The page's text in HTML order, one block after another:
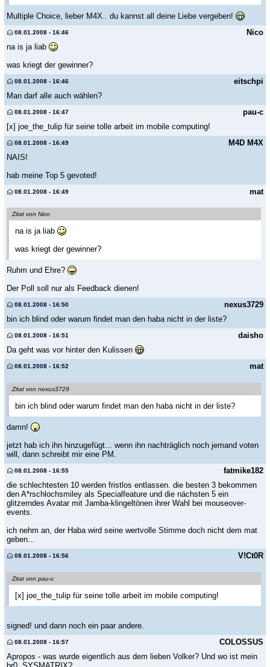
Multiple Choice, lieber M4X.. du kannst all deine Liebe vergeben!
Nico
08.01.2008 - 16:46
na is ja liab
was kriegt der gewinner?
eitschpi
08.01.2008 - 16:46
Man darf alle auch wählen?
pau-c
08.01.2008 - 16:47
[x] joe_the_tulip für seine tolle arbeit im mobile computing!
M4D M4X
08.01.2008 - 16:49
NAIS!
hab meine Top 5 gevoted!
mat
08.01.2008 - 16:49
Zitat von Nico
na is ja liab
was kriegt der gewinner?
Ruhm und Ehre?
Der Poll soll nur als Feedback dienen!
nexus3729
08.01.2008 - 16:50
bin ich blind oder warum findet man den haba nicht in der liste?
daisho
08.01.2008 - 16:51
Da geht was vor hinter den Kulissen
mat
08.01.2008 - 16:52
Zitat von nexus3729
bin ich blind oder warum findet man den haba nicht in der liste?
damn!
jetzt hab ich ihn hinzugefügt... wenn ihn nachträglich noch jemand voten
will, dann schreibt mir eine PM.
fatmike182
08.01.2008 - 16:55
die schlechtesten 10 werden fristlos entlassen. die besten 3 bekommen
den A*rschlochsmiley als Specialfeature und die nächsten 5 ein
glitzerndes Avatar mit Jamba-klingeltönen ihrer Wahl bei mouseover-
events.
ich nehm an, der Haba wird seine wertvolle Stimme doch nicht dem mat
geben...
V!Ct0R
08.01.2008 - 16:56
Zitat von pau-c
[x] joe_the_tulip für seine tolle arbeit im mobile computing!
signed! und dann noch ein paar andere.
COLOSSUS
08.01.2008 - 16:57
Apropos - was wurde eigentlich aus dem lieben Volker? Und wo ist mein